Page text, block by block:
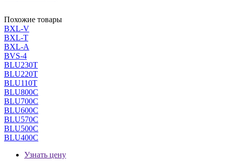
Похожие товары
BXL-V
BXL-T
BXL-A
BVS-4
BLU230T
BLU220T
BLU110T
BLU800C
BLU700C
BLU600C
BLU570C
BLU500C
BLU400C
Узнать цену